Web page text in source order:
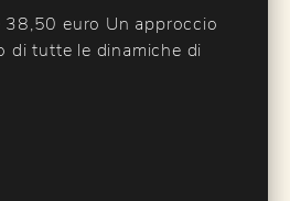
euro Un approccio
di tutte le dinamiche di